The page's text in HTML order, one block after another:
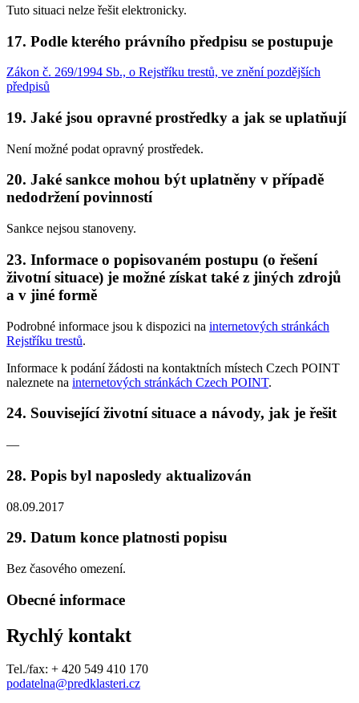
Tuto situaci nelze řešit elektronicky.
17. Podle kterého právního předpisu se postupuje
Zákon č. 269/1994 Sb., o Rejstříku trestů, ve znění pozdějších
předpisů
19. Jaké jsou opravné prostředky a jak se uplatňují
Není možné podat opravný prostředek.
20. Jaké sankce mohou být uplatněny v případě
nedodržení povinností
Sankce nejsou stanoveny.
23. Informace o popisovaném postupu (o řešení
životní situace) je možné získat také z jiných zdrojů
a v jiné formě
Podrobné informace jsou k dispozici na internetových stránkách
Rejstříku trestů.
Informace k podání žádosti na kontaktních místech Czech POINT
naleznete na internetových stránkách Czech POINT.
24. Související životní situace a návody, jak je řešit
—
28. Popis byl naposledy aktualizován
08.09.2017
29. Datum konce platnosti popisu
Bez časového omezení.
Obecné informace
Rychlý kontakt
Tel./fax: + 420 549 410 170
podatelna@predklasteri.cz